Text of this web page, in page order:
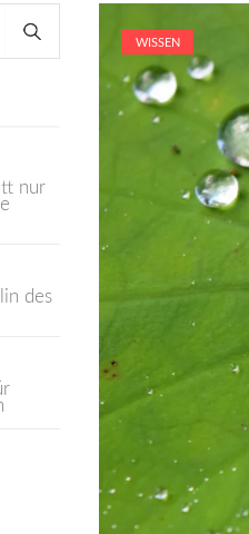
nur
des
WISSEN